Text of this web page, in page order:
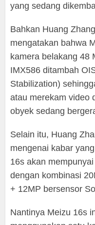
yang sedang
Bahkan Huang
mengatakan bahwa
kamera belakang 48
IMX586 ditambah
Stabilization)
atau merekam video
obyek sedang
Selain itu, Huang
mengenai kabar
16s akan
dengan kombinasi
+ 12MP bersensor
Nantinya Meizu 16s